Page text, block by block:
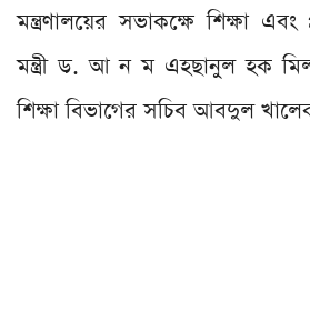
মন্ত্রণালয়ের সভাকক্ষে শিক্ষা
মন্ত্রী ড. আ ন ম এহছানুল হক
শিক্ষা বিভাগের সচিব আবদুল